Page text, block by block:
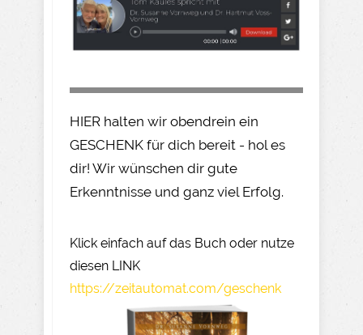
HIER halten wir obendrein ein
GESCHENK für dich bereit - hol es
dir! Wir wünschen dir gute
Erkenntnisse und ganz viel Erfolg.
Klick einfach auf das Buch oder nutze
diesen LINK
https://zeitautomat.com/geschenk